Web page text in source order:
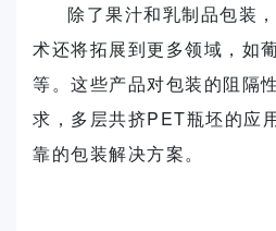
除了果汁和乳制品包装
术还将拓展到更多领域，如
等。这些产品对包装的阻隔
求，多层共挤PET瓶坯的应
靠的包装解决方案。